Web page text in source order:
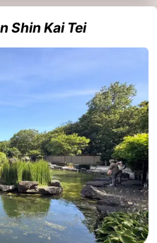
Shin Kai Tei